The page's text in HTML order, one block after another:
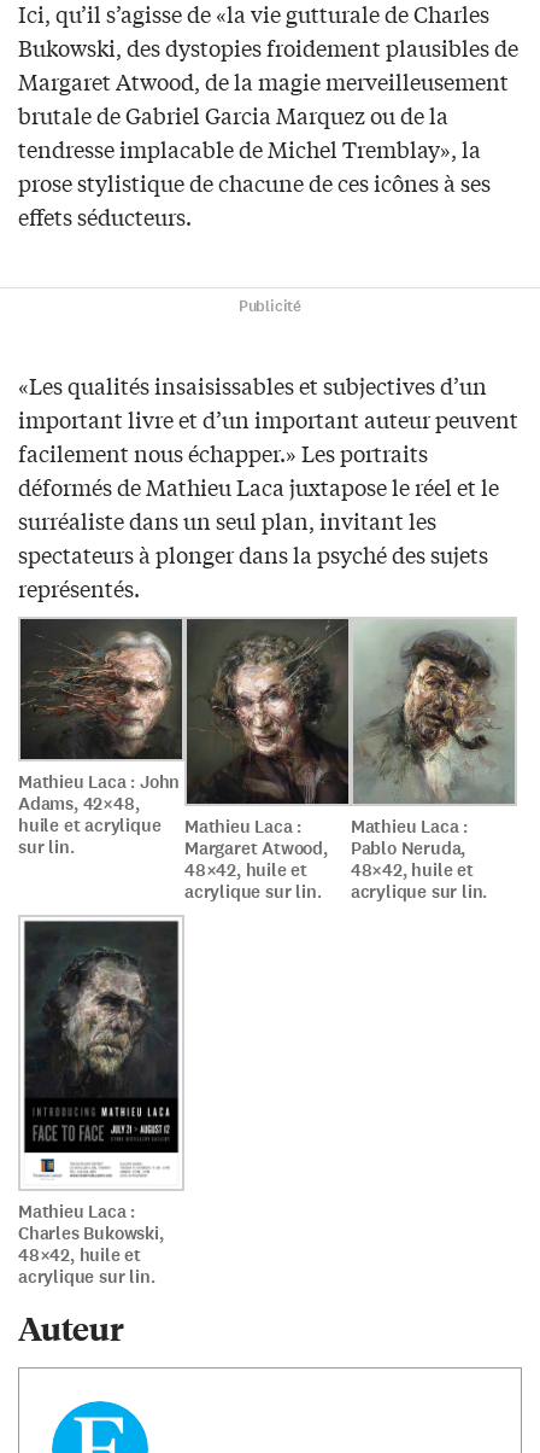
Ici, qu’il s’agisse de «la vie gutturale de Charles
Bukowski, des dystopies froidement plausibles de
Margaret Atwood, de la magie merveilleusement
brutale de Gabriel Garcia Marquez ou de la
tendresse implacable de Michel Tremblay», la
prose stylistique de chacune de ces icônes à ses
effets séducteurs.
Publicité
«Les qualités insaisissables et subjectives d’un
important livre et d’un important auteur peuvent
facilement nous échapper.» Les portraits
déformés de Mathieu Laca juxtapose le réel et le
surréaliste dans un seul plan, invitant les
spectateurs à plonger dans la psyché des sujets
représentés.
Mathieu Laca : John
Adams, 42×48,
huile et acrylique
sur lin.
Mathieu Laca :
Margaret Atwood,
48×42, huile et
acrylique sur lin.
Mathieu Laca :
Pablo Neruda,
48×42, huile et
acrylique sur lin.
Mathieu Laca :
Charles Bukowski,
48×42, huile et
acrylique sur lin.
Auteur